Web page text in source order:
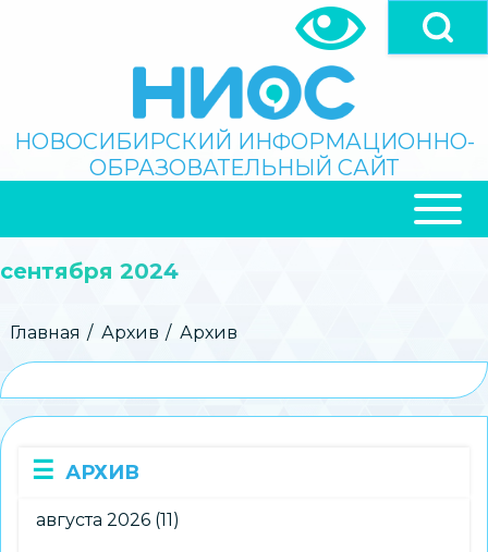
Поиск
НОВОСИБИРСКИЙ ИНФОРМАЦИОННО-
ОБРАЗОВАТЕЛЬНЫЙ САЙТ
НАВИГАЦИЯ
сентября 2024
Строка
Главная Архив Архив
АРХИВ
августа 2026 (11)